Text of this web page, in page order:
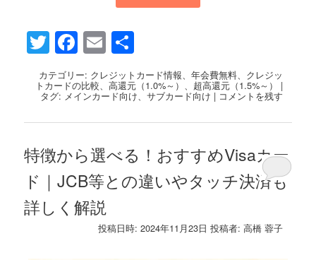
Twitter
Facebook
Email
有
カテゴリー: クレジットカード情報 、年会費無料 クレジッ
トカードの比較 、高還元（1.0%～） 超高還元（1.5%～） |
タグ: メインカード向け 、サブカード向け | コメントを残す
特徴から選べる！おすすめVisaカー
ド｜JCB等との違いやタッチ決済も
詳しく解説
投稿日時:2024年11月23日 投稿者:高橋 蓉子